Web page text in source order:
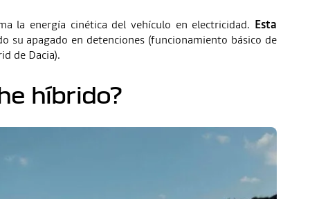
la energía cinética del vehículo en electricidad. Esta
su apagado en detenciones (funcionamiento básico de
de Dacia).
híbrido?